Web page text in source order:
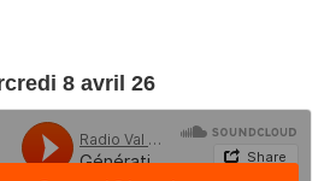
8 avril 26